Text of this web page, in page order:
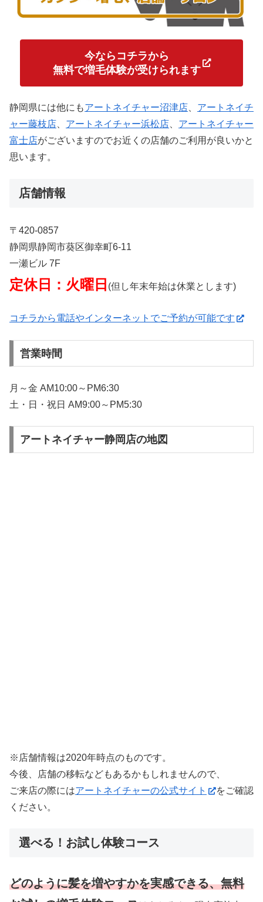
今ならコチラから
無料で増毛体験が受けられます
静岡県には他にもアートネイチャー沼津店
アートネイチ
ャー藤枝店
アートネイチャー浜松店
アートネイチャー
富士店がございますのでお近くの店舗のご利用が良いかと
思います。
店舗情報
〒420-0857
静岡県静岡市葵区御幸町6-11
一瀬ビル 7F
定休日：火曜日 (但し年末年始は休業とします)
コチラから電話やインターネットでご予約が可能です
営業時間
月～金 AM10:00～PM6:30
土・日・祝日 AM9:00～PM5:30
アートネイチャー静岡店の地図
※店舗情報は2020年時点のものです。
今後、店舗の移転などもあるかもしれませんので、
ご来店の際にはアートネイチャーの公式サイト
をご確認
ください。
選べる！お試し体験コース
どのように髪を増やすかを実感できる、無料